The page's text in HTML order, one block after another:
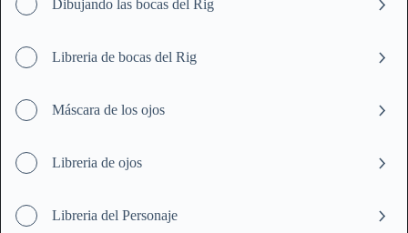
Dibujando las bocas del Rig
Libreria de bocas del Rig
Máscara de los ojos
Libreria de ojos
Libreria del Personaje